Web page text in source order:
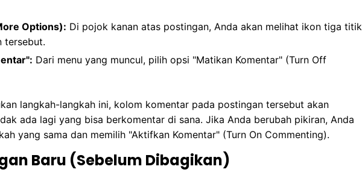
Options): Di pojok kanan atas postingan, Anda akan melihat ikon tiga titik
tersebut.
Dari menu yang muncul, pilih opsi "Matikan Komentar" (Turn Off
langkah-langkah ini, kolom komentar pada postingan tersebut akan
ada lagi yang bisa berkomentar di sana. Jika Anda berubah pikiran, Anda
yang sama dan memilih "Aktifkan Komentar" (Turn On Commenting).
Baru (Sebelum Dibagikan)